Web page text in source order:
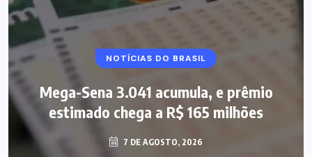
NOTÍCIAS DO BRASIL
Mega-Sena 3.041 acumula, e prêmio
estimado chega a R$ 165 milhões
7 DE AGOSTO, 2026